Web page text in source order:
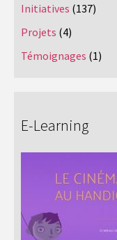
Initiatives (137)
Projets (4)
Témoignages (1)
E-Learning